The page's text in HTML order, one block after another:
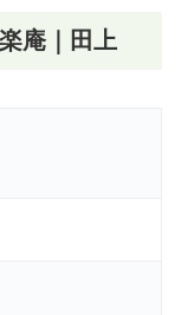
庵｜田上